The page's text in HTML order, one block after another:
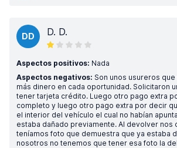
DD D. D.
Aspectos positivos: Nada
Aspectos negativos: Son unos usureros
más dinero en cada oportunidad. Solicitaron
tener tarjeta crédito. Luego otro pago extra
completo y luego otro pago extra por decir
el interior del vehículo el cual no habían
estaba dañado previamente. Al devolver nos
teníamos foto que demuestra que ya estaba
nosotros no tenemos que tener esa foto la